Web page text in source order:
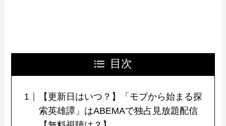
目次
【更新日はいつ？】「モブから始まる探
索英雄譚」はABEMAで独占見放題配信